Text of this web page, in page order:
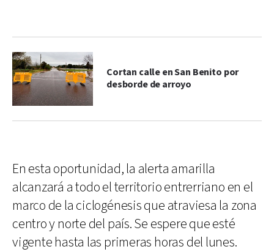
Cortan calle en San Benito por
desborde de arroyo
En esta oportunidad, la alerta amarilla
alcanzará a todo el territorio entrerriano en el
marco de la ciclogénesis que atraviesa la zona
centro y norte del país. Se espere que esté
vigente hasta las primeras horas del lunes.